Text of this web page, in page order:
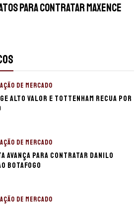
para contratar Maxence
DE MERCADO
alto valor e Tottenham recua por
DE MERCADO
avança para contratar Danilo
Botafogo
DE MERCADO